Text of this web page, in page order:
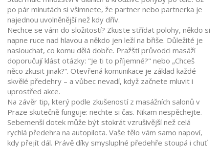
po pár minutách si všimnete, že partner nebo partnerka je
najednou uvolněnější než kdy dřív.
Nechce se vám do složitostí? Zkuste střídat polohy, někdo si
napne ruce nad hlavou a někdo jen leží na břiše. Důležité je
naslouchat, co komu dělá dobře. Pražští průvodci masáží
doporučují klást otázky: "Je ti to příjemné?" nebo „Chceš
něco zkusit jinak?“. Otevřená komunikace je základ každé
skvělé předehry – a vůbec nevadí, když začnete mluvit i
uprostřed akce.
Na závěr tip, který podle zkušeností z masážních salonů v
Praze skutečně funguje: nechte si čas. Nikam nespěchejte.
Sebemenší dotek může být stokrát vzrušivější než celá
rychlá předehra na autopilota. Vaše tělo vám samo napoví,
kdy přejít dál. Právě díky smysluplné předehře stoupá i chuť